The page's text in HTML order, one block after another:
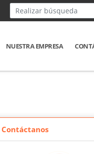
NUESTRA EMPRESA
Contáctanos